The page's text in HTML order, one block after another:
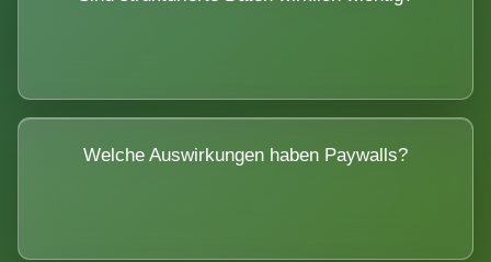
Welche Auswirkungen haben Paywalls?